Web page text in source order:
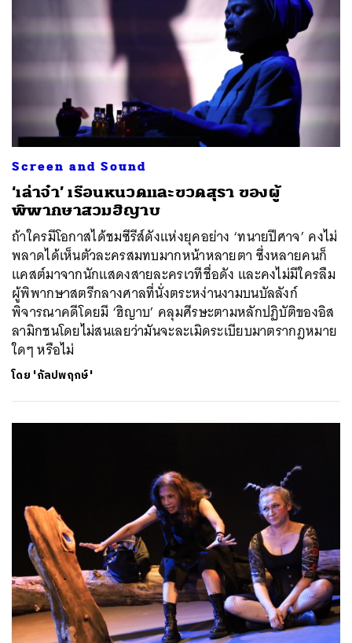
Screen and Sound
‘เล่าจ๋า’ เรือนหนวดและขวดสุรา ของผู้
พิพากษาสวมฮิญาบ
ถ้าใครมีโอกาสได้ชมซีรีส์ดังแห่งยุคอย่าง ‘ทนายปีศาจ’ คงไม่
พลาดได้เห็นตัวละครสมทบมากหน้าหลายตา ซึ่งหลายคนก็
แคสต์มาจากนักแสดงสายละครเวทีชื่อดัง และคงไม่มีใครลืม
ผู้พิพากษาสตรีกลางศาลที่นั่งตระหง่านงามบนบัลลังก์
พิจารณาคดีโดยมี ‘ฮิญาบ’ คลุมศีรษะตามหลักปฏิบัติของอิส
ลามิกชนโดยไม่สนเลยว่ามันจะละเมิดระเบียบมาตรากฎหมาย
ใดๆ หรือไม่
โดย 'กัลปพฤกษ์'